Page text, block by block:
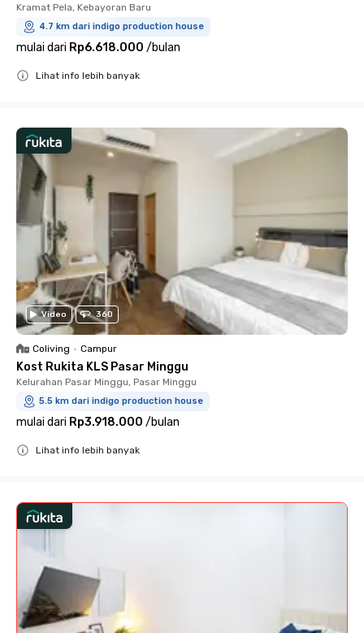
Kramat Pela, Kebayoran Baru
4.7 km dari indigo production house
mulai dari Rp6.618.000 /bulan
Lihat info lebih banyak
Video 360
Coliving • Campur
Kost Rukita KLS Pasar Minggu
Kelurahan Pasar Minggu, Pasar Minggu
5.5 km dari indigo production house
mulai dari Rp3.918.000 /bulan
Lihat info lebih banyak